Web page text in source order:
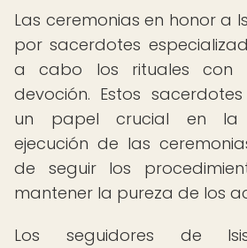
Las ceremonias en honor a
por sacerdotes
a cabo los rituales con
devoción. Estos
un papel crucial en la
ejecución de las
de seguir los
mantener la pureza de los
Los seguidores de